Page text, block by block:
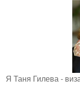
Я Таня Гилева -